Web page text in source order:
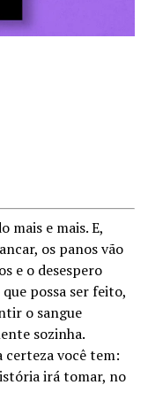
mais e mais. E,
os panos vão
e o desespero
possa ser feito,
o sangue
sozinha.
certeza você tem:
irá tomar, no